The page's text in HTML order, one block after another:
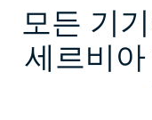
모든 기
세르비